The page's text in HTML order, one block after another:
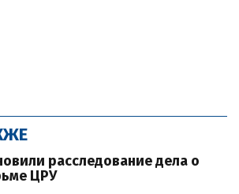
расследование дела о
ЦРУ